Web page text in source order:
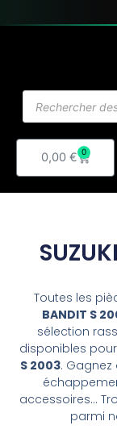
au
de
0,00 € 0
Panier
Toutes les
BANDIT S
sélection
disponibles
S 2003.
accessoires…
parmi